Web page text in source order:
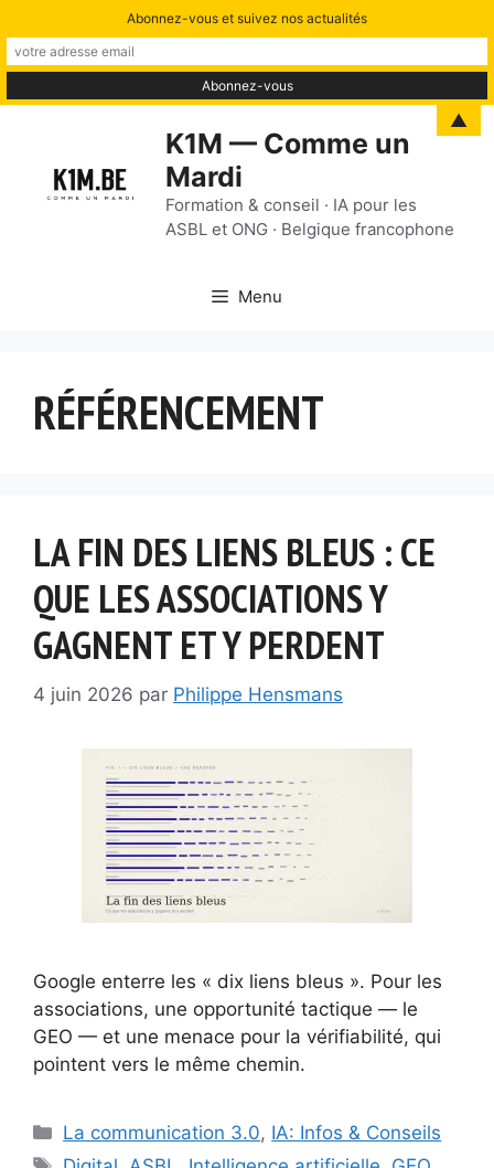
contenu
K1M — Comme un
Mardi
Formation & conseil · IA pour les
ASBL et ONG · Belgique francophone
Menu
RÉFÉRENCEMENT
LA FIN DES LIENS BLEUS : CE
QUE LES ASSOCIATIONS Y
GAGNENT ET Y PERDENT
4 juin 2026 par Philippe Hensmans
Google enterre les « dix liens bleus ». Pour les
associations, une opportunité tactique — le
GEO — et une menace pour la vérifiabilité, qui
pointent vers le même chemin.
Catégories
La communication 3.0, IA: Infos & Conseils
Étiquettes
Abonnez-vous et suivez nos actualités
▲